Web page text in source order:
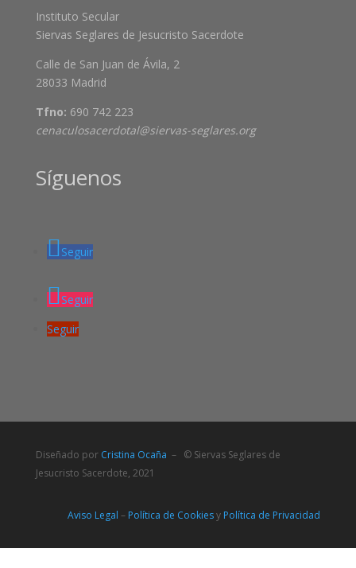
Instituto Secular
Siervas Seglares de Jesucristo Sacerdote
Calle de San Juan de Ávila, 2
28033 Madrid
Tfno: 690 742 223
cenaculosacerdotal@siervas-seglares.org
Síguenos
Seguir
Seguir
Seguir
Diseñado por Cristina Ocaña – © Siervas Seglares de
Jesucristo Sacerdote, 2021
Aviso Legal – Política de Cookiesy Política de Privacidad